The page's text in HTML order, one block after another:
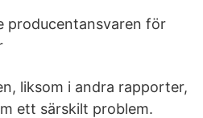
producentansvaren för
liksom i andra rapporter,
ett särskilt problem.